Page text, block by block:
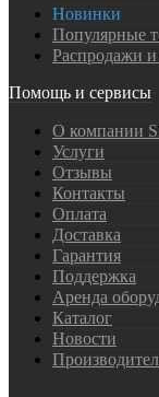
Новинки
Популярные
Распродажи
Помощь и сервисы
О компании
Услуги
Отзывы
Контакты
Оплата
Доставка
Гарантия
Поддержка
Аренда
Каталог
Новости